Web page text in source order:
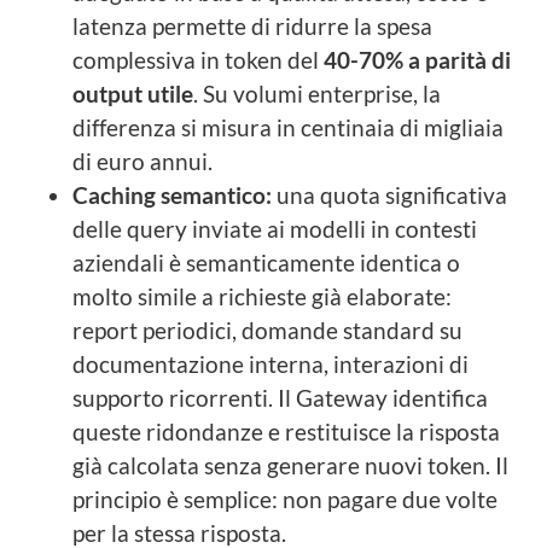
latenza permette di ridurre la spesa
complessiva in token del 40-70% a parità di
output utile. Su volumi enterprise, la
differenza si misura in centinaia di migliaia
di euro annui.
Caching semantico: una quota significativa
delle query inviate ai modelli in contesti
aziendali è semanticamente identica o
molto simile a richieste già elaborate:
report periodici, domande standard su
documentazione interna, interazioni di
supporto ricorrenti. Il Gateway identifica
queste ridondanze e restituisce la risposta
già calcolata senza generare nuovi token. Il
principio è semplice: non pagare due volte
per la stessa risposta.